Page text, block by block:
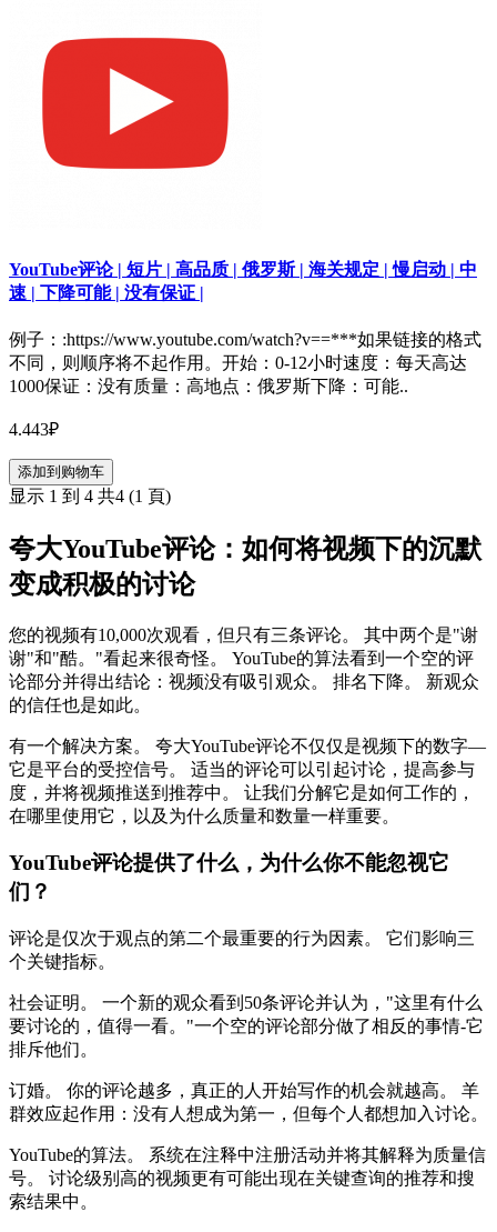
YouTube评论 | 短片 | 高品质 | 俄罗斯 | 海关规定 | 慢启动 | 中
速 | 下降可能 | 没有保证 |
例子：:https://www.youtube.com/watch?v==***如果链接的格式
不同，则顺序将不起作用。开始：0-12小时速度：每天高达
1000保证：没有质量：高地点：俄罗斯下降：可能..
4.443₽
添加到购物车
显示 1 到 4 共4 (1 頁)
夸大YouTube评论：如何将视频下的沉默
变成积极的讨论
您的视频有10,000次观看，但只有三条评论。 其中两个是"谢
谢"和"酷。"看起来很奇怪。 YouTube的算法看到一个空的评
论部分并得出结论：视频没有吸引观众。 排名下降。 新观众
的信任也是如此。
有一个解决方案。 夸大YouTube评论不仅仅是视频下的数字—
它是平台的受控信号。 适当的评论可以引起讨论，提高参与
度，并将视频推送到推荐中。 让我们分解它是如何工作的，
在哪里使用它，以及为什么质量和数量一样重要。
YouTube评论提供了什么，为什么你不能忽视它
们？
评论是仅次于观点的第二个最重要的行为因素。 它们影响三
个关键指标。
社会证明。 一个新的观众看到50条评论并认为，"这里有什么
要讨论的，值得一看。"一个空的评论部分做了相反的事情-它
排斥他们。
订婚。 你的评论越多，真正的人开始写作的机会就越高。 羊
群效应起作用：没有人想成为第一，但每个人都想加入讨论。
YouTube的算法。 系统在注释中注册活动并将其解释为质量信
号。 讨论级别高的视频更有可能出现在关键查询的推荐和搜
索结果中。